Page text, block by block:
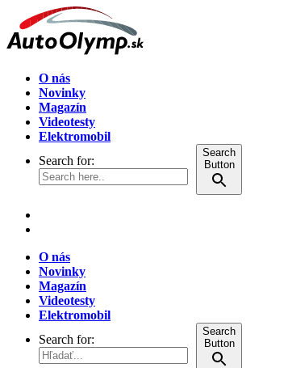
O nás
Novinky
Magazín
Videotesty
Elektromobil
Search for:
Search
Button
O nás
Novinky
Magazín
Videotesty
Elektromobil
Search for:
Search
Button